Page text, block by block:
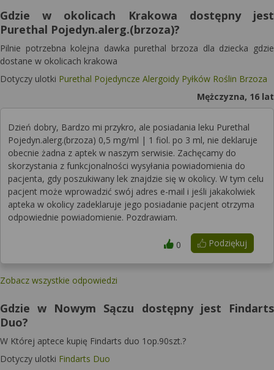
Gdzie w okolicach Krakowa dostępny jest
Purethal Pojedyn.alerg.(brzoza)?
Pilnie potrzebna kolejna dawka purethal brzoza dla dziecka gdzie
dostane w okolicach krakowa
Dotyczy ulotki Purethal Pojedyncze Alergoidy Pyłków Roślin Brzoza
Mężczyzna, 16 lat
Dzień dobry, Bardzo mi przykro, ale posiadania leku Purethal
Pojedyn.alerg.(brzoza) 0,5 mg/ml | 1 fiol. po 3 ml, nie deklaruje
obecnie żadna z aptek w naszym serwisie. Zachęcamy do
skorzystania z funkcjonalności wysyłania powiadomienia do
pacjenta, gdy poszukiwany lek znajdzie się w okolicy. W tym celu
pacjent może wprowadzić swój adres e-mail i jeśli jakakolwiek
apteka w okolicy zadeklaruje jego posiadanie pacjent otrzyma
odpowiednie powiadomienie. Pozdrawiam.
Podziękuj
0
Zobacz wszystkie odpowiedzi
Gdzie w Nowym Sączu dostępny jest Findarts
Duo?
W Której aptece kupię Findarts duo 1op.90szt.?
Dotyczy ulotki Findarts Duo